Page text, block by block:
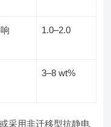
1.0–2.0
3–8 wt%
采用非迁移型抗静电